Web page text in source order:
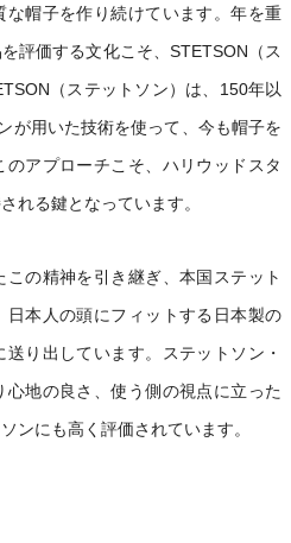
帽子を作り続けています。年を重
評価する文化こそ、STETSON（ス
（ステットソン）は、150年以
が用いた技術を使って、今も帽子を
アプローチこそ、ハリウッドスタ
れる鍵となっています。
の精神を引き継ぎ、本国ステット
日本人の頭にフィットする日本製の
り出しています。ステットソン・
地の良さ、使う側の視点に立った
ンにも高く評価されています。